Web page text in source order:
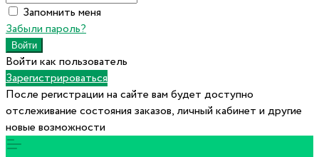
Запомнить меня
Забыли пароль?
Войти как пользователь
Зарегистрироваться
После регистрации на сайте вам будет доступно
отслеживание состояния заказов, личный кабинет и другие
новые возможности